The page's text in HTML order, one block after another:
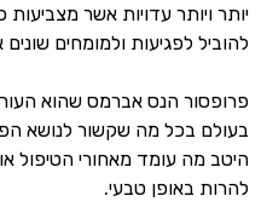
יותר ויותר עדויות אשר
להוביל לפגיעות ולמומחים
פרופסור הנס אברמס שהוא
בעולם בכל מה שקשור לנושא
היטב מה עומד מאחורי הטיפול
להרות באופן טבעי.